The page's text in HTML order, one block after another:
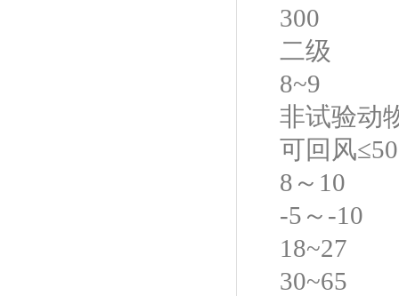
300
二级
8~9
非试验动
可回风
8～10
-5～-10
18~27
30~65